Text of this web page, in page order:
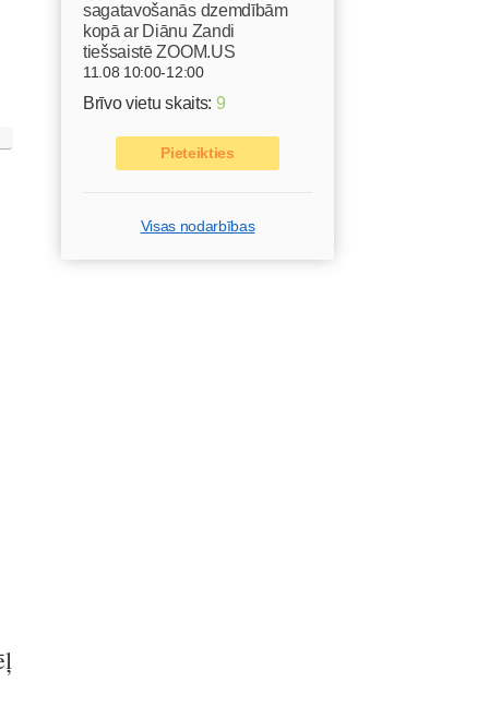
sagatavošanās dzemdībām
kopā ar Diānu Zandi
tiešsaistē ZOOM.US
11.08 10:00-12:00
Brīvo vietu skaits: 9
Pieteikties
Visas nodarbības